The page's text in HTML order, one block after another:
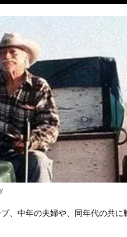
、中年の夫婦や、同年代の共に